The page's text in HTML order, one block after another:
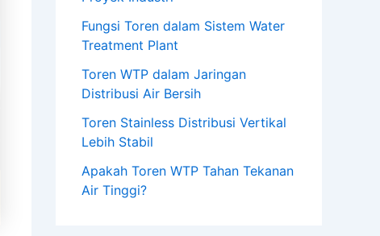
Fungsi Toren dalam Sistem Water
Treatment Plant
Toren WTP dalam Jaringan
Distribusi Air Bersih
Toren Stainless Distribusi Vertikal
Lebih Stabil
Apakah Toren WTP Tahan Tekanan
Air Tinggi?